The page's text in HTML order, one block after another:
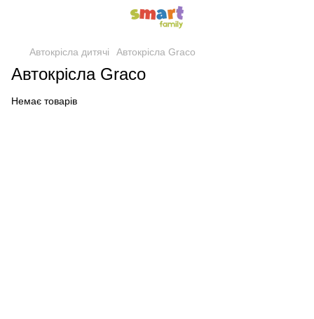
Автокрісла дитячі Автокрісла Graco
Автокрісла Graco
Немає товарів